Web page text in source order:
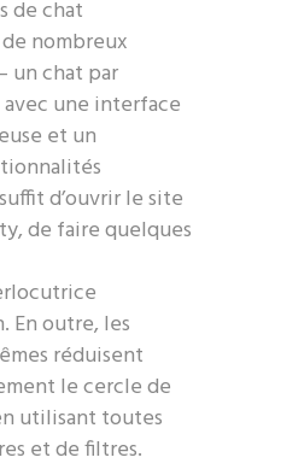
de chat
nombreux
un chat par
une interface
et un
d’ouvrir le site
de faire quelques
En outre, les
réduisent
le cercle de
utilisant toutes
et de filtres.